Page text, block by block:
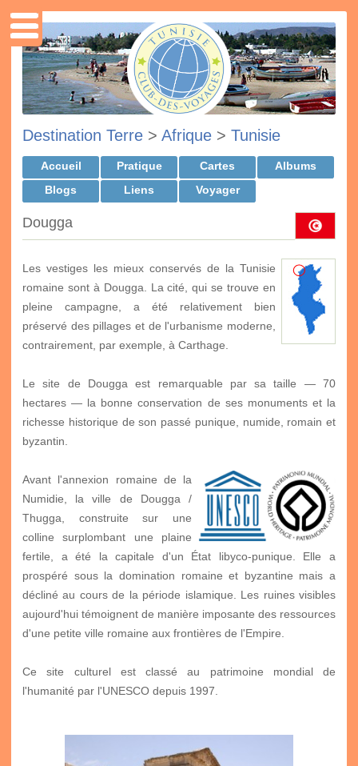
Destination Terre > Afrique > Tunisie
Accueil Pratique Cartes
Albums
Blogs
Liens Voyager
Dougga
Les vestiges les mieux conservés de la Tunisie
romaine sont à Dougga. La cité, qui se trouve en
pleine campagne, a été relativement bien
préservé des pillages et de l'urbanisme moderne,
contrairement, par exemple, à Carthage.
Le site de Dougga est remarquable par sa taille — 70
hectares — la bonne conservation de ses monuments et la
richesse historique de son passé punique, numide, romain et
byzantin.
Avant l'annexion romaine de la
Numidie, la ville de Dougga /
Thugga, construite sur une
colline surplombant une plaine
fertile, a été la capitale d'un État libyco-punique. Elle a
prospéré sous la domination romaine et byzantine mais a
décliné au cours de la période islamique. Les ruines visibles
aujourd'hui témoignent de manière imposante des ressources
d'une petite ville romaine aux frontières de l'Empire.
Ce site culturel est classé au patrimoine mondial de
l'humanité par l'UNESCO depuis 1997.